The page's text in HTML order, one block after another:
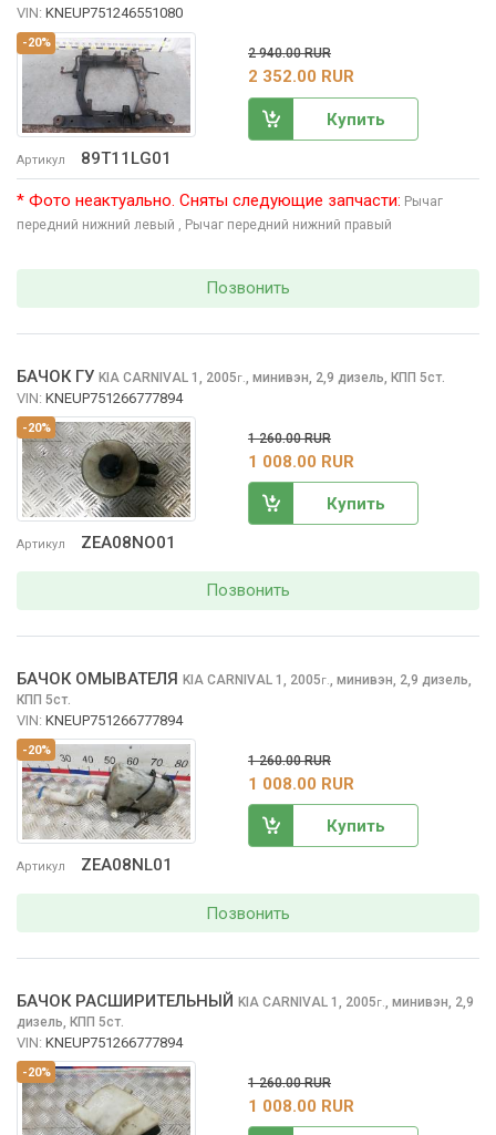
-20%
Артикул 89T11LG01
VIN: KNEUP751246551080
2 940.00 RUR
2 352.00 RUR
Купить
* Фото неактуально. Сняты следующие запчасти: Рычаг
передний нижний левый
, Рычаг передний нижний правый
Позвонить
-20%
Артикул ZEA08NO01
БАЧОК ГУ KIA CARNIVAL 1, 2005г. минивэн, 2,9 дизель, КПП 5ст.
VIN: KNEUP751266777894
1 260.00 RUR
1 008.00 RUR
Купить
Позвонить
-20%
Артикул ZEA08NL01
БАЧОК ОМЫВАТЕЛЯ KIA CARNIVAL 1, 2005г.
минивэн, 2,9 дизель,
КПП 5ст.
VIN: KNEUP751266777894
1 260.00 RUR
1 008.00 RUR
Купить
Позвонить
-20%
БАЧОК РАСШИРИТЕЛЬНЫЙ KIA CARNIVAL 1, 2005г. минивэн, 2,9
дизель, КПП 5ст.
VIN: KNEUP751266777894
1 260.00 RUR
1 008.00 RUR